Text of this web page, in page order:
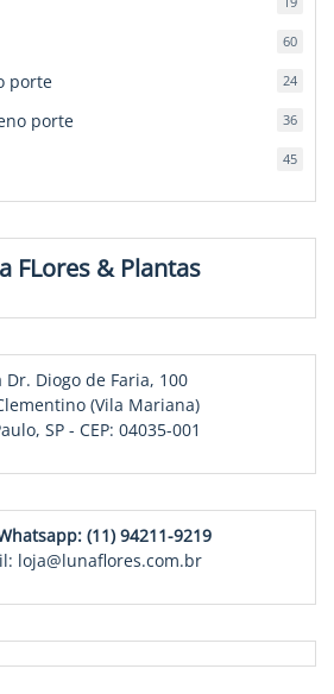
6060
porte 2424
porte 3636
4545
FLores & Plantas
Dr. Diogo de Faria, 100
(Vila Mariana)
SP - CEP: 04035-001
(11) 94211-9219
loja@lunaflores.com.br